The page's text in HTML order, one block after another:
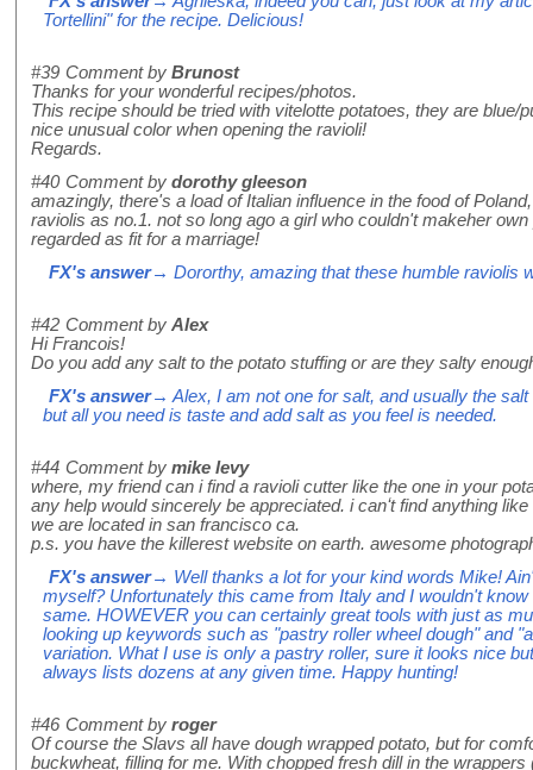
Tortellini" for the recipe. Delicious!
#39 Comment by Brunost
Thanks for your wonderful recipes/photos.
This recipe should be tried with vitelotte potatoes, they are blue/
nice unusual color when opening the ravioli!
Regards.
#40 Comment by dorothy gleeson
amazingly, there's a load of Italian influence in the food of
raviolis as no.1. not so long ago a girl who couldn't makeher
regarded as fit for a marriage!
FX's answer→ Dororthy, amazing that these humble raviolis
#42 Comment by Alex
Hi Francois!
Do you add any salt to the potato stuffing or are they salty
FX's answer→ Alex, I am not one for salt, and usually the
but all you need is taste and add salt as you feel is needed.
#44 Comment by mike levy
where, my friend can i find a ravioli cutter like the one in your
any help would sincerely be appreciated. i canʻt find anything
we are located in san francisco ca.
p.s. you have the killerest website on earth. awesome
FX's answer→ Well thanks a lot for your kind words Mike!
myself? Unfortunately this came from Italy and I wouldn't
same. HOWEVER you can certainly great tools with just as
looking up keywords such as "pastry roller wheel dough" and
variation. What I use is only a pastry roller, sure it looks nice
always lists dozens at any given time. Happy hunting!
#46 Comment by roger
Of course the Slavs all have dough wrapped potato, but for
buckwheat, filling for me. With chopped fresh dill in the